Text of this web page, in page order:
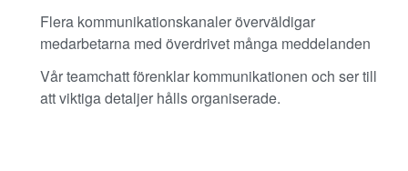
Flera kommunikationskanaler överväldigar
medarbetarna med överdrivet många meddelanden
Vår teamchatt förenklar kommunikationen och ser till
att viktiga detaljer hålls organiserade.